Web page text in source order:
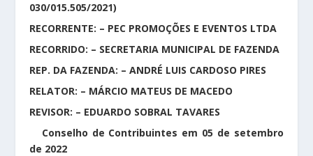
030/015.505/2021)
RECORRENTE: – PEC PROMOÇÕES E EVENTOS LTDA
RECORRIDO: – SECRETARIA MUNICIPAL DE FAZENDA
REP. DA FAZENDA: – ANDRÉ LUIS CARDOSO PIRES
RELATOR: – MÁRCIO MATEUS DE MACEDO
REVISOR: – EDUARDO SOBRAL TAVARES
Conselho de Contribuintes em 05 de setembro
de 2022